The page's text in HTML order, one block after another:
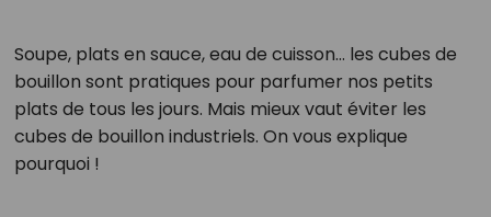
Soupe, plats en sauce, eau de cuisson… les cubes de
bouillon sont pratiques pour parfumer nos petits
plats de tous les jours. Mais mieux vaut éviter les
cubes de bouillon industriels. On vous explique
pourquoi !